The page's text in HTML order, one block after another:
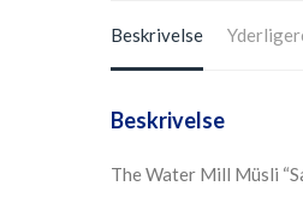
Beskrivelse
Beskrivelse
The Water Mill Müsli